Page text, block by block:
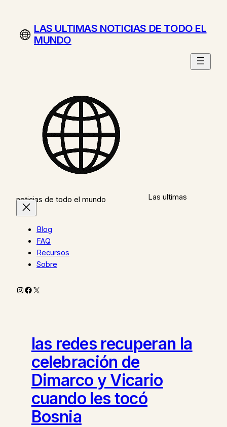
contenidoLAS ULTIMAS NOTICIAS DE TODO EL
MUNDO
Las ultimas
noticias de todo el mundo
Blog
FAQ
Recursos
Sobre
Instagram
Facebook
X
las redes recuperan la
celebración de
Dimarco y Vicario
cuando les tocó
Bosnia